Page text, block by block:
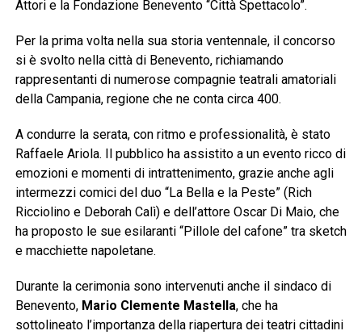
Attori e la Fondazione Benevento “Città Spettacolo”.
Per la prima volta nella sua storia ventennale, il concorso
si è svolto nella città di Benevento, richiamando
rappresentanti di numerose compagnie teatrali amatoriali
della Campania, regione che ne conta circa 400.
A condurre la serata, con ritmo e professionalità, è stato
Raffaele Ariola. Il pubblico ha assistito a un evento ricco di
emozioni e momenti di intrattenimento, grazie anche agli
intermezzi comici del duo “La Bella e la Peste” (Rich
Ricciolino e Deborah Calì) e dell’attore Oscar Di Maio, che
ha proposto le sue esilaranti “Pillole del cafone” tra sketch
e macchiette napoletane.
Durante la cerimonia sono intervenuti anche il sindaco di
Benevento, Mario Clemente Mastella, che ha
sottolineato l’importanza della riapertura dei teatri cittadini